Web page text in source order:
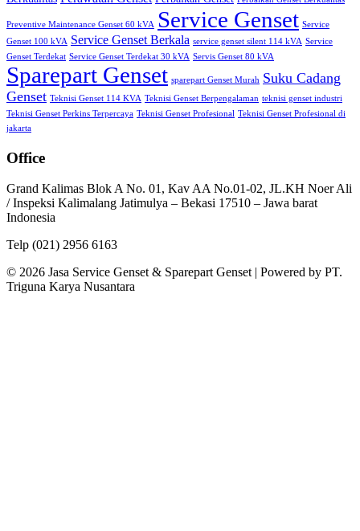
Preventive Maintenance Genset 60 kVA Service Genset Service
Genset 100 kVA Service Genset Berkala service genset silent 114 kVA Service
Genset Terdekat Service Genset Terdekat 30 kVA Servis Genset 80 kVA
Sparepart Genset sparepart Genset Murah Suku Cadang
Genset Teknisi Genset 114 KVA Teknisi Genset Berpengalaman teknisi genset industri
Teknisi Genset Perkins Terpercaya Teknisi Genset Profesional Teknisi Genset Profesional di
jakarta
Office
Grand Kalimas Blok A No. 01, Kav AA No.01-02, JL.KH Noer Ali
/ Inspeksi Kalimalang Jatimulya – Bekasi 17510 – Jawa barat
Indonesia
Telp (021) 2956 6163
© 2026 Jasa Service Genset & Sparepart Genset | Powered by PT.
Triguna Karya Nusantara